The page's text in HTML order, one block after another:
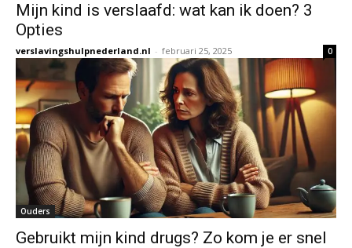
Mijn kind is verslaafd: wat kan ik doen? 3
Opties
verslavingshulpnederland.nl - februari 25, 2025 0
Ouders
Gebruikt mijn kind drugs? Zo kom je er snel